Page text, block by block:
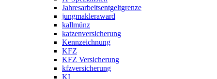
Jahresarbeitsentgeltgrenze
jungmakleraward
kallmünz
katzenversicherung
Kennzeichnung
KFZ
KFZ Versicherung
kfzversicherung
KI